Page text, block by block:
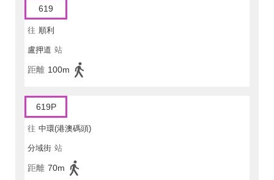
619
往 順利
盧押道 站
距離 100m
619P
往 中環(港澳碼頭)
分域街 站
距離 70m